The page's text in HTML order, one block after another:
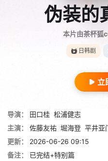
伪装的
本片由茶杯狐
日韩剧
立
导演： 田口桂 松浦健志
主演：
佐藤友祐 堀海登 平井亚
更新：
2026-06-26 09:15
备注：
已完结+特别篇